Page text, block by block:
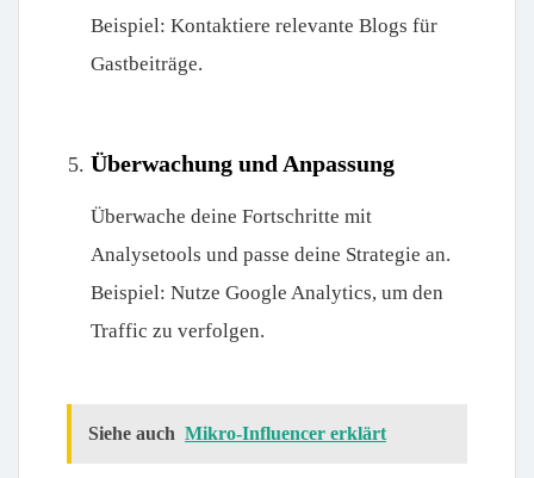
Beispiel: Kontaktiere relevante Blogs für
Gastbeiträge.
Überwachung und Anpassung
Überwache deine Fortschritte mit
Analysetools und passe deine Strategie an.
Beispiel: Nutze Google Analytics, um den
Traffic zu verfolgen.
Siehe auch Mikro-Influencer erklärt